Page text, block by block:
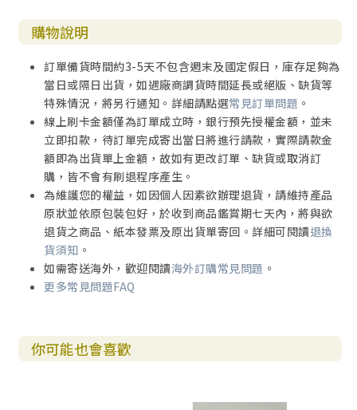
購物說明
訂單備貨時間約3-5天不包含週末及國定假日，庫存足夠為
當日或隔日出貨，如遇廠商調貨時間延長或絕版、缺貨等
特殊情況，將另行通知。詳細請點選常見訂單問題 。
線上刷卡金額僅為訂單成立時，銀行預先授權金額，並未
立即扣款，待訂單完成寄出當日將進行請款，實際請款金
額即為出貨單上金額，故如有更改訂單、缺貨或取消訂
購，皆不會有刷退程序產生。
為維護您的權益，如因個人因素欲辦理退貨，請維持產品
原狀並依原包裝包好，於收到商品鑑賞期七天內，將與欲
退貨之商品、紙本發票及原出貨單寄回。詳細可閱讀退換
貨須知 。
如需寄送海外，歡迎閱讀海外訂購常見問題 。
更多常見問題FAQ
你可能也會喜歡